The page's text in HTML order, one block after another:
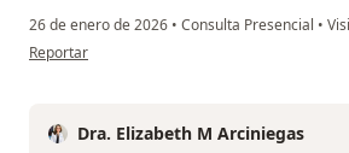
26 de enero de 2026 • Consulta Presencial •
en opinión del usuario Eyber
Reportar
Dra. Elizabeth M Arciniegas